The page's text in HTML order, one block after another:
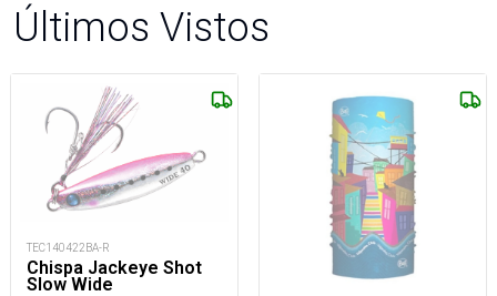
Últimos Vistos
TEC140422BA-R
Chispa Jackeye Shot
Slow Wide